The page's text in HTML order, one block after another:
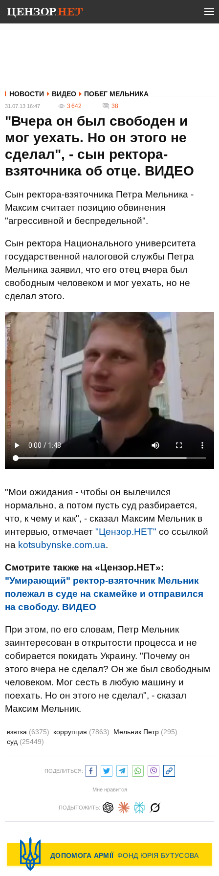
НОВОСТИ ВИДЕО ПОБЕГ МЕЛЬНИКА
31.07.13 16:47 3 642 38
"Вчера он был свободен и
мог уехать. Но он этого не
сделал", - сын ректора-
взяточника об отце. ВИДЕО
Сын ректора-взяточника Петра Мельника -
Максим считает позицию обвинения
"агрессивной и беспредельной".
Сын ректора Национального университета
государственной налоговой службы Петра
Мельника заявил, что его отец вчера был
свободным человеком и мог уехать, но не
сделал этого.
"Мои ожидания - чтобы он вылечился
нормально, а потом пусть суд разбирается,
что, к чему и как", - сказал Максим Мельник в
интервью, отмечает "Цензор.НЕТ" со ссылкой
на kotsubynske.com.ua.
Смотрите также на «Цензор.НЕТ»:
"Умирающий" ректор-взяточник Мельник
полежал в суде на скамейке и отправился
на свободу. ВИДЕО
При этом, по его словам, Петр Мельник
заинтересован в открытости процесса и не
собирается покидать Украину. "Почему он
этого вчера не сделал? Он же был свободным
человеком. Мог сесть в любую машину и
поехать. Но он этого не сделал", - сказал
Максим Мельник.
взятка (6375) коррупция (7863) Мельник Петр (295)
суд (25449)
ПОДЕЛИТЬСЯ:
Мне нравится
ПОДЫТОЖИТЬ: